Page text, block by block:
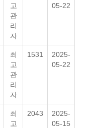
고
관
리
자
05-22
최
고
관
리
자
1531
2025-
05-22
최
고
2043
2025-
05-15